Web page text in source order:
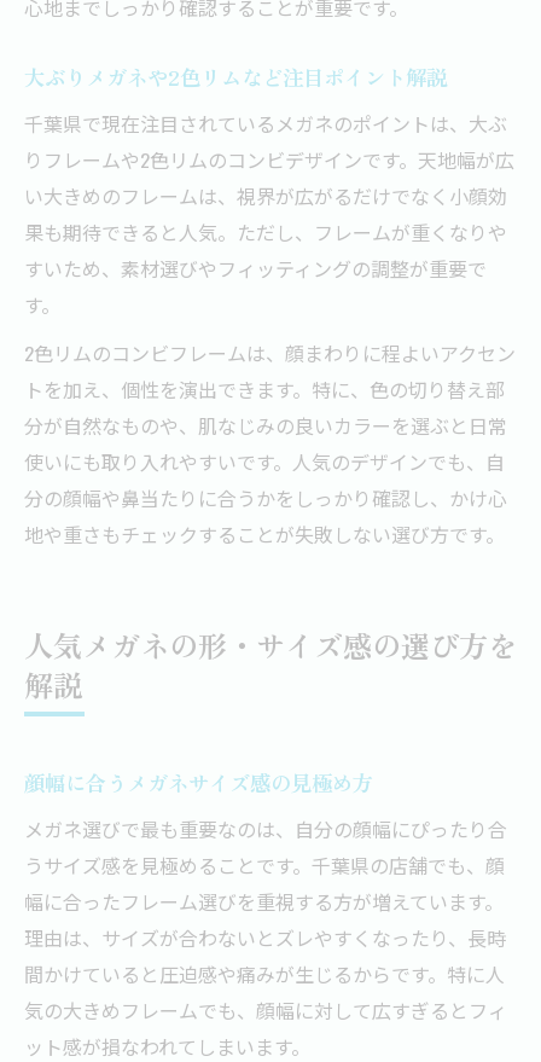
心地までしっかり確認することが重要です。
大ぶりメガネや2色リムなど注目ポイント解説
千葉県で現在注目されているメガネのポイントは、大ぶ
りフレームや2色リムのコンビデザインです。天地幅が広
い大きめのフレームは、視界が広がるだけでなく小顔効
果も期待できると人気。ただし、フレームが重くなりや
すいため、素材選びやフィッティングの調整が重要で
す。
2色リムのコンビフレームは、顔まわりに程よいアクセン
トを加え、個性を演出できます。特に、色の切り替え部
分が自然なものや、肌なじみの良いカラーを選ぶと日常
使いにも取り入れやすいです。人気のデザインでも、自
分の顔幅や鼻当たりに合うかをしっかり確認し、かけ心
地や重さもチェックすることが失敗しない選び方です。
人気メガネの形・サイズ感の選び方を
解説
顔幅に合うメガネサイズ感の見極め方
メガネ選びで最も重要なのは、自分の顔幅にぴったり合
うサイズ感を見極めることです。千葉県の店舗でも、顔
幅に合ったフレーム選びを重視する方が増えています。
理由は、サイズが合わないとズレやすくなったり、長時
間かけていると圧迫感や痛みが生じるからです。特に人
気の大きめフレームでも、顔幅に対して広すぎるとフィ
ット感が損なわれてしまいます。